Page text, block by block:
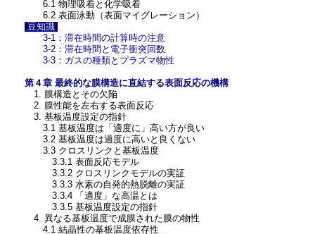
6.1 物理吸着と化学吸着
6.2 表面泳動（表面マイグレーション）
豆知識
3-1：滞在時間の計算時の注意
3-2：滞在時間と電子衝突回数
3-3：ガスの種類とプラズマ物性
第４章 最終的な膜構造に直結する表面反応の機構
1. 膜構造とその欠陥
2. 膜性能を左右する表面反応
3. 基板温度設定の指針
3.1 基板温度は「適度に」高い方が良い
3.2 基板温度は過度に高いと良くない
3.3 クロスリンクと基板温度
3.3.1 表面反応モデル
3.3.2 クロスリンクモデルの実証
3.3.3 水素の自発的熱脱離の実証
3.3.4 「適度」な高温とは
3.3.5 基板温度設定の指針
4. 異なる基板温度で成膜された膜の物性
4.1 結晶性の基板温度依存性